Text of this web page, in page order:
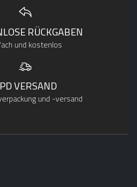
RÜCKGABEN
und kostenlos
VERSAND
und -versand